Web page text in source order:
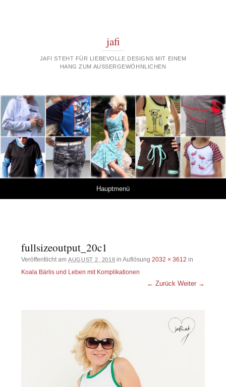
jafi
JAFI STEHT FÜR LIEBEVOLLE DESIGNS MIT EINEM
HANG ZUM AUSSERGEWÖHNLICHEN
Hauptmenü
fullsizeoutput_20c1
Veröffentlicht amAUGUST 2, 2018 in Auflösung2032 × 3612 in
Koala Bärlis und Leben mit Komplikationen
← Zurück Weiter →